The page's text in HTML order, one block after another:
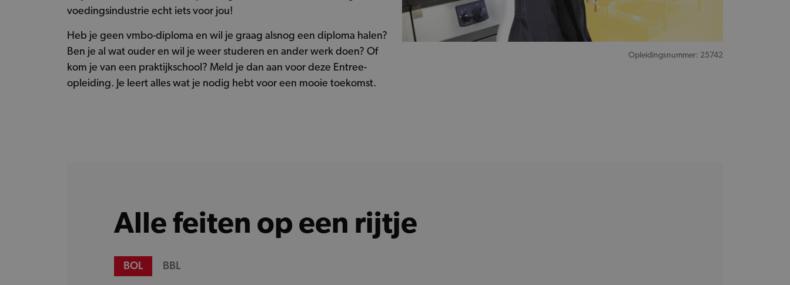
voedingsindustrie echt iets voor jou!
Heb je geen vmbo-diploma en wil je graag alsnog een diploma halen?
Ben je al wat ouder en wil je weer studeren en ander werk doen? Of
kom je van een praktijkschool? Meld je dan aan voor deze Entree-
opleiding. Je leert alles wat je nodig hebt voor een mooie toekomst.
Opleidingsnummer: 25742
Alle feiten op een rijtje
BOL BBL